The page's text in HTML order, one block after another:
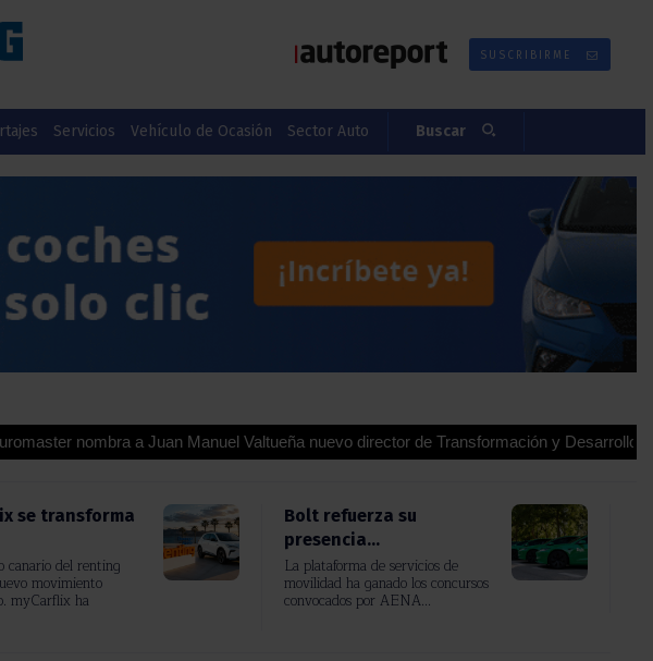
SUSCRIBIRME
Servicios Vehículo de Ocasión Sector Auto Buscar
a Juan Manuel Valtueña nuevo director de Transformación y Desarrollo para
se transforma
canario del renting
movimiento
myCarflix ha
Bolt refuerza su
presencia...
La plataforma de servicios de
movilidad ha ganado los concursos
convocados por AENA...